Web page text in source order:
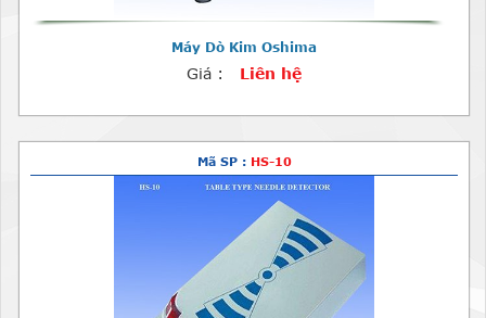
Máy Dò Kim Oshima
Giá : Liên hệ
Mã SP : HS-10